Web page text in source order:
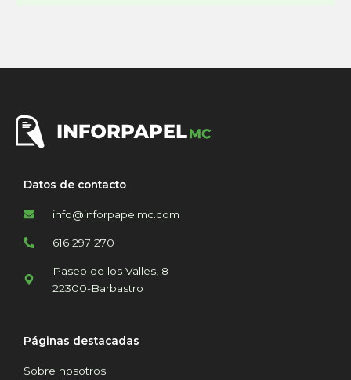
Datos de contacto
info@inforpapelmc.com
616 297 270
Paseo de los Valles, 8
22300-Barbastro
Páginas destacadas
Sobre nosotros